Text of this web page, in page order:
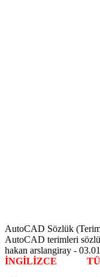
AutoCAD Sözlük
AutoCAD terimleri
hakan arslangiray -
İNGİLİZCE